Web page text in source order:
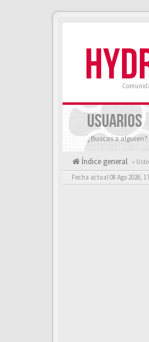
USUARIOS
¿Buscas a alguien?
Índice general «
Fecha actual 08 Ago 2026,